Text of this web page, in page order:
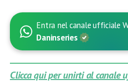
Entra nel canale ufficiale
Daninseries
Clicca qui per unirti al canale